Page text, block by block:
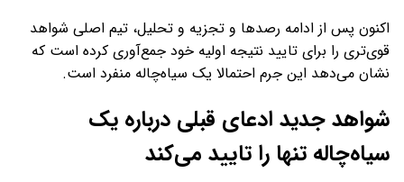
اکنون پس از ادامه رصدها و تجزیه و تحلیل، تیم اصلی شواهد
قوی‌تری را برای تایید نتیجه اولیه خود جمع‌آوری کرده است که
نشان می‌دهد این جرم احتمالا یک سیاه‌چاله منفرد است.
شواهد جدید ادعای قبلی درباره یک
سیاه‌چاله تنها را تایید می‌کند